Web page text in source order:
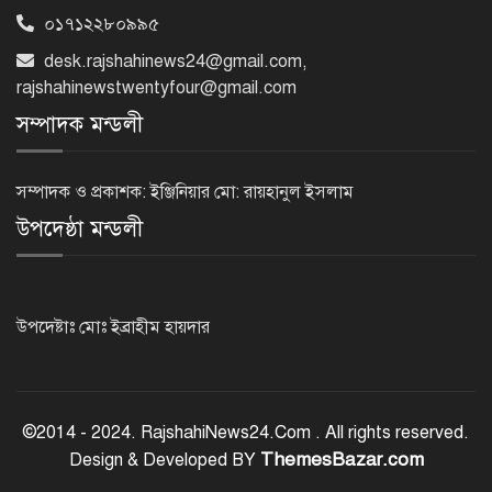
ফাইনালে সান্তোস
০১৭১২২৮০৯৯৫
desk.rajshahinews24@gmail.com,
rajshahinewstwentyfour@gmail.com
সম্পাদক মন্ডলী
সম্পাদক ও প্রকাশক: ইঞ্জিনিয়ার মো: রায়হানুল ইসলাম
উপদেষ্ঠা মন্ডলী
উপদেষ্টাঃ মোঃ ইব্রাহীম হায়দার
©2014 - 2024. RajshahiNews24.Com . All rights reserved.
Design & Developed BY ThemesBazar.com